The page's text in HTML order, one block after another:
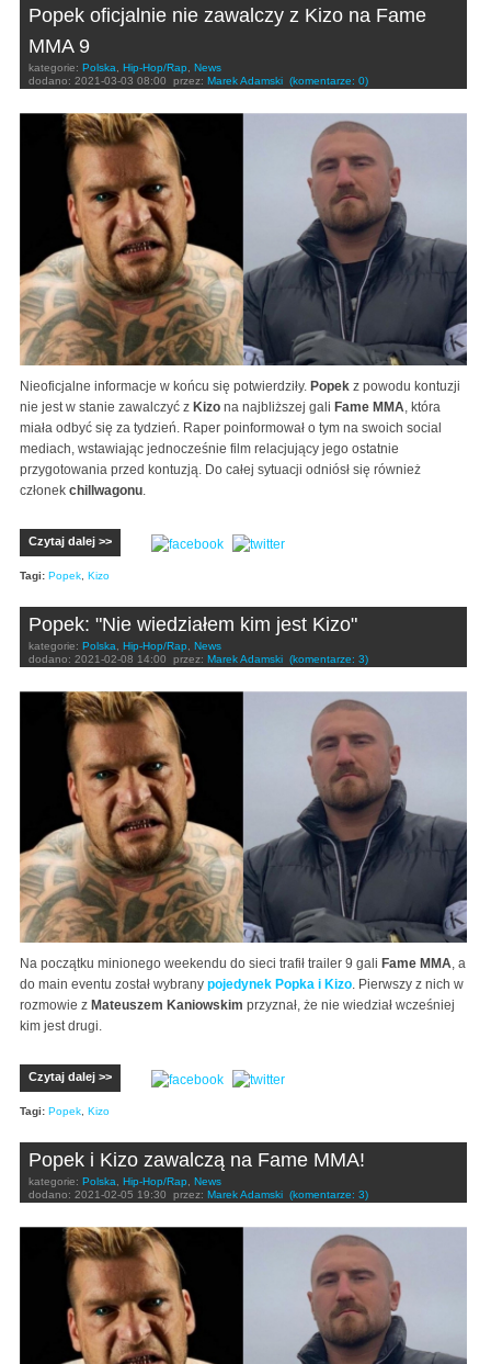
Popek oficjalnie nie zawalczy z Kizo na Fame
MMA 9
kategorie: Polska, Hip-Hop/Rap, News
dodano: 2021-03-03 08:00 przez: Marek Adamski (komentarze: 0)
Nieoficjalne informacje w końcu się potwierdziły. Popek z powodu kontuzji
nie jest w stanie zawalczyć z Kizo na najbliższej gali Fame MMA, która
miała odbyć się za tydzień. Raper poinformował o tym na swoich social
mediach, wstawiając jednocześnie film relacjujący jego ostatnie
przygotowania przed kontuzją. Do całej sytuacji odniósł się również
członek chillwagonu.
Czytaj dalej >>
Tagi: Popek Kizo
Popek: "Nie wiedziałem kim jest Kizo"
kategorie: Polska Hip-Hop/Rap
News
dodano: 2021-02-08 14:00 przez: Marek Adamski (komentarze: 3)
Na początku minionego weekendu do sieci trafił trailer 9 gali Fame MMA, a
do main eventu został wybrany pojedynek Popka i Kizo. Pierwszy z nich w
rozmowie z Mateuszem Kaniowskim przyznał, że nie wiedział wcześniej
kim jest drugi.
Czytaj dalej >>
Tagi: Popek, Kizo
Popek i Kizo zawalczą na Fame MMA!
kategorie: Polska, Hip-Hop/Rap, News
dodano: 2021-02-05 19:30 przez: Marek Adamski (komentarze: 3)